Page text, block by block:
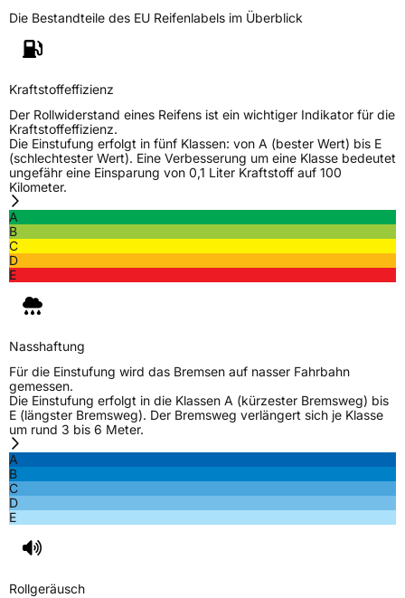
EPREL ID509813
Allgemeine Produktsicherheit (GPSR)
Herstellerkontakt
5632CW Eindhoven Niederlande,
Die Bestandteile des EU Reifenlabels im Überblick
Kraftstoffeffizienz
Der Rollwiderstand eines Reifens ist ein wichtiger Indikator für die
Kraftstoffeffizienz.
Die Einstufung erfolgt in fünf Klassen: von A (bester Wert) bis E
(schlechtester Wert). Eine Verbesserung um eine Klasse bedeutet
ungefähr eine Einsparung von 0,1 Liter Kraftstoff auf 100
Kilometer.
A
B
C
D
E
Nasshaftung
Für die Einstufung wird das Bremsen auf nasser Fahrbahn
gemessen.
Die Einstufung erfolgt in die Klassen A (kürzester Bremsweg) bis
E (längster Bremsweg). Der Bremsweg verlängert sich je Klasse
um rund 3 bis 6 Meter.
A
B
C
D
E
Rollgeräusch